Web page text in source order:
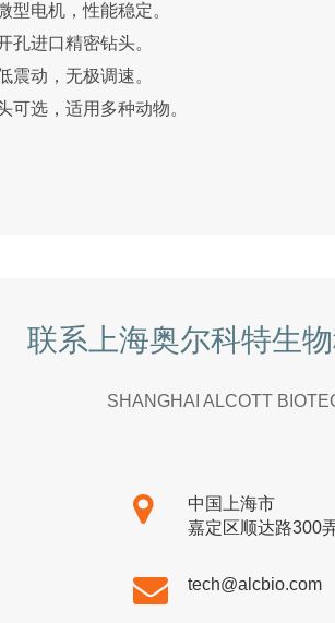
型电机，性能稳定。
孔进口精密钻头。
震动，无极调速。
可选，适用多种动物。
联系上海奥尔科特生
SHANGHAI ALCOTT
中国上海市
嘉定区顺达路300
tech@alcbio.com